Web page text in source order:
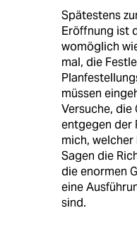
Spätestens
Eröffnung ist
womöglich
mal, die
müssen
Versuche, die
entgegen der
mich,
Sagen die
die enormen
eine
sind.